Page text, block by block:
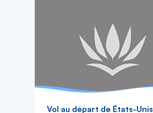
Vol au départ de États-Unis